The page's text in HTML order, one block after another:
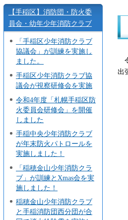
【手稲区】消防団・防火委
員会・幼年少年消防クラブ
「手稲区少年消防クラブ
協議会」が訓練を実施し
ました。
手稲区少年消防クラブ協
議会が視察研修会を実施
令和4年度「札幌手稲区防
火委員会研修会」を開催
しました
手稲中央少年消防クラブ
が年末防火パトロールを
実施しました！
「稲穂金山少年消防クラ
ブ」が訓練とXmas会を実
施しました！
稲穂金山少年消防クラブ
と手稲消防団西分団が合
出